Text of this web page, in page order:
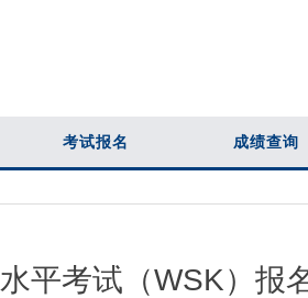
考试报名 成绩查询
平考试（WSK）报